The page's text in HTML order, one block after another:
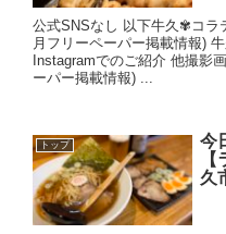
公式SNSなし 以下牛久✾コラ
月フリーペーパー掲載情報)
Instagramでのご紹介 他撮影
ーパー掲載情報) ...
トップ
今
久